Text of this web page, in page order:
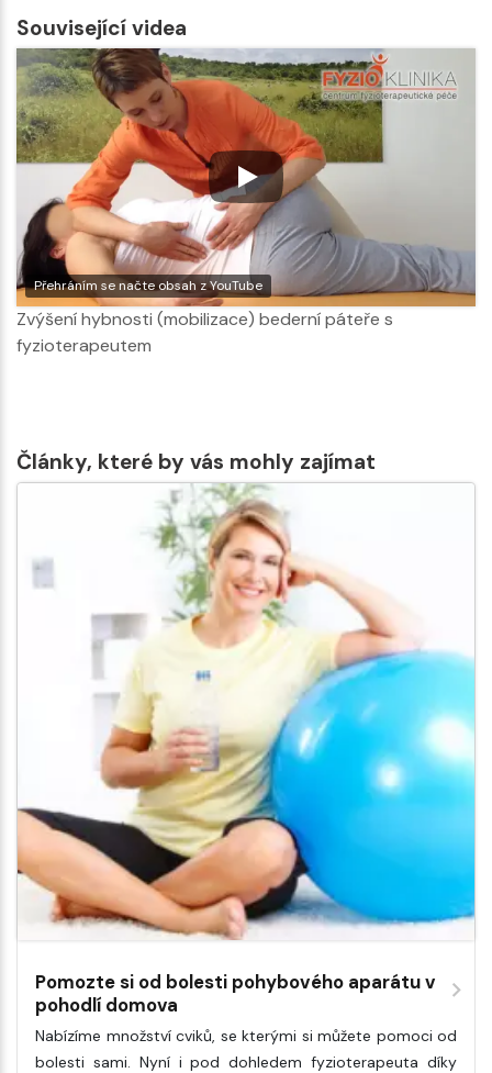
Související videa
Přehráním se načte obsah z YouTube
Zvýšení hybnosti (mobilizace) bederní páteře s
fyzioterapeutem
Články, které by vás mohly zajímat
Pomozte si od bolesti pohybového aparátu v
pohodlí domova
Nabízíme množství cviků, se kterými si můžete pomoci od
bolesti sami. Nyní i pod dohledem fyzioterapeuta díky